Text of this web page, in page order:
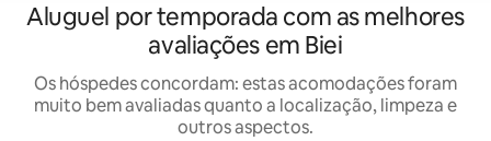
Aluguel por temporada com as melhores
avaliações em Biei
Os hóspedes concordam: estas acomodações foram
muito bem avaliadas quanto a localização, limpeza e
outros aspectos.